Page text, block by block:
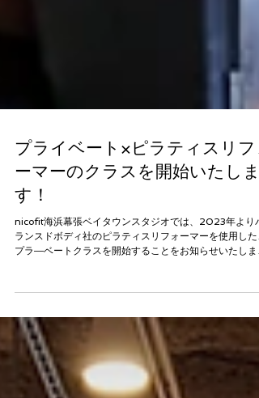
プライベート×ピラティスリフ
ーマーのクラスを開始いたしま
す！
ランスドボディ社のピラティスリフォーマーを使用した
す。 海浜幕張近辺にお住まいの方、2つのプランを用意
たしました。 【月4回通える】プライベートプラン...